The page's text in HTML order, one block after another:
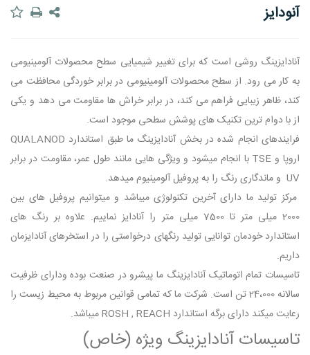
آنودایز
آنادایزینگ روشی است که برای تغییر شیمیایی سطح محصولات آلومینیومی
به کار می رود. از سطح محصولات آلومینیومی در برابر خوردگی محافظت می
کند، ظاهر زیبایی فراهم می کند، در برابر خراش ها مقاومت می دهد و یکی
از با دوام ترین تکنیک های پوشش سطحی موجود است.
فرایندهای انجام شده در بخش آنادایزینگ ما طبق استاندارد QUALANOD
اروپا و TSE با انجام میشود و ویژگی هایی مانند طول عمر، مقاومت در برابر
UV و ماندگاری رنگ را به پروفیل آلومینیوم میدهد.
مرکز تولید ما دارای آخرین تکنولوژی میباشد و میتوانیم پروفیل های بین
2000 میلی متر تا 7500 میلی متر را آنادایز نماییم. علاوه بر رنگ های
استاندارد خودمان توانایی تولید رنگهای درخواستی را در استخرهای آنادایزمان
داریم.
تاسیسات تمام اتوماتیک آنادایزینگ ما پیشرو در صنعت بوده ودارای ظرفیت
سالانه 24،000 تن است. شرکت ما که تمامی قوانین مربوط به محیط زیست را
رعایت میکند دارای برگه استاندارد ROSH , REACH میباشد.
تاسیسات آنادایزینگ ویژه (خاص)